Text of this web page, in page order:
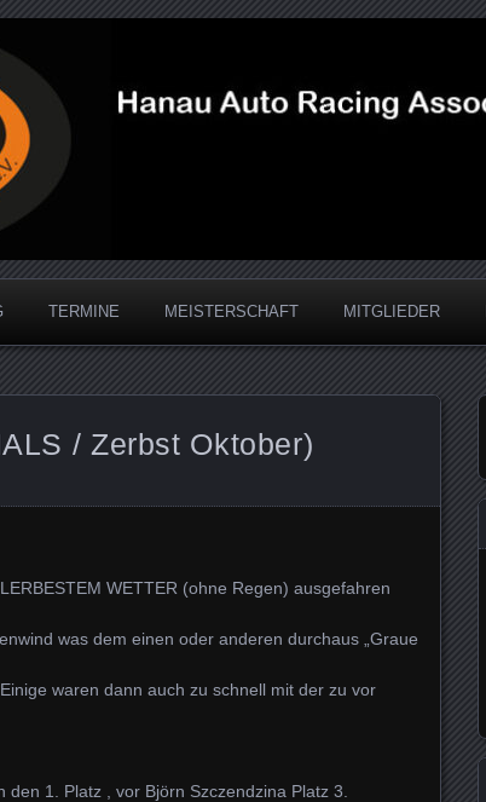
Association
TERMINE MEISTERSCHAFT MITGLIEDER
/ Zerbst Oktober)
WETTER (ohne Regen) ausgefahren
was dem einen oder anderen durchaus „Graue
waren dann auch zu schnell mit der zu vor
1. Platz , vor Björn Szczendzina Platz 3.